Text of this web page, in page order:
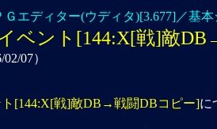
Ｇエディター(ウディタ)[3.677]／基
ベント[144:X[戦]敵
07）
ト[144:X[戦]敵DB→戦闘DBコピー]に